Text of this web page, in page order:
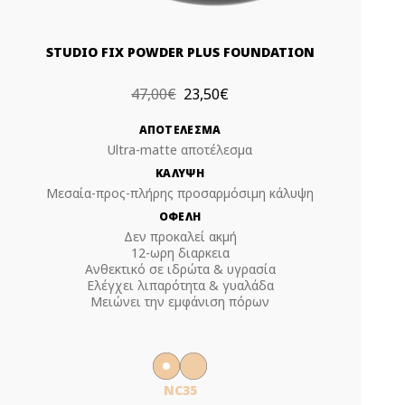
STUDIO FIX POWDER PLUS FOUNDATION
47,00€ 23,50€
ΑΠΟΤΕΛΕΣΜΑ
Ultra-matte αποτέλεσμα
ΚΑΛΥΨΗ
Μεσαία-προς-πλήρης προσαρμόσιμη κάλυψη
ΟΦΕΛΗ
Δεν προκαλεί ακμή
12-ωρη διαρκεια
Ανθεκτικό σε ιδρώτα & υγρασία
Ελέγχει λιπαρότητα & γυαλάδα
Μειώνει την εμφάνιση πόρων
NC35